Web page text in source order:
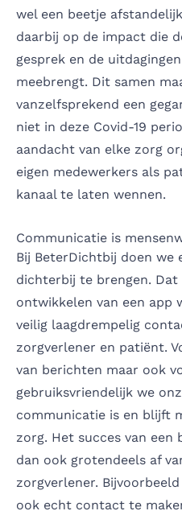
wel een beetje
daarbij op de impact die
gesprek en de
meebrengt. Dit samen
vanzelfsprekend een
niet in deze Covid-19
aandacht van elke zorg
eigen medewerkers als
kanaal te laten wennen.
Communicatie is
Bij BeterDichtbij doen we
dichterbij te brengen.
ontwikkelen van een app
veilig laagdrempelig
zorgverlener en patiënt.
van berichten maar ook
gebruiksvriendelijk we
communicatie is en blijft
zorg. Het succes van een
dan ook grotendeels af
zorgverlener.
ook echt contact te